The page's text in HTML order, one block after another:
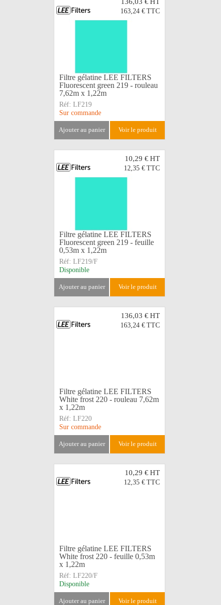
163,24 € TTC
Filtre gélatine LEE FILTERS
Fluorescent green 219 - rouleau
7,62m x 1,22m
Réf: LF219
Sur commande
ajouter au panier voir le produit
10,29 €HT
12,35 € TTC
Filtre gélatine LEE FILTERS
Fluorescent green 219 - feuille
0,53m x 1,22m
Réf: LF219/F
Disponible
ajouter au panier voir le produit
136,03 €HT
163,24 € TTC
Filtre gélatine LEE FILTERS
White frost 220 - rouleau 7,62m
x 1,22m
Réf: LF220
Sur commande
ajouter au panier voir le produit
10,29 €HT
12,35 € TTC
Filtre gélatine LEE FILTERS
White frost 220 - feuille 0,53m
x 1,22m
Réf: LF220/F
Disponible
ajouter au panier voir le produit